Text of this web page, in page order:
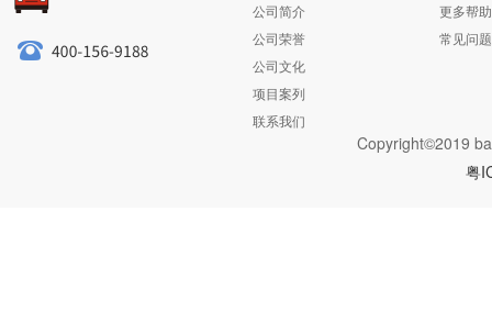
公司简介
公司荣誉
公司文化
项目案列
联系我们
更多帮助
常见问题
Copyright©2019
粤